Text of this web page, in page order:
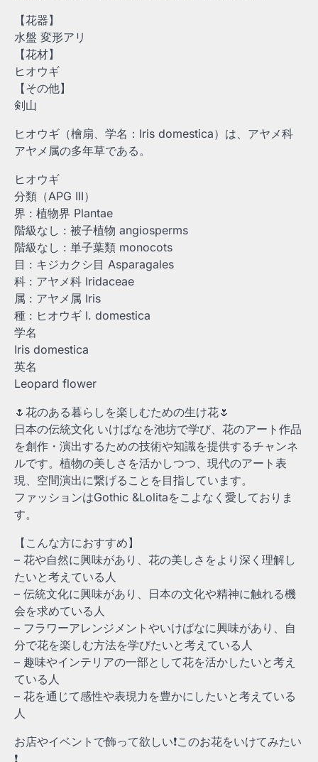
【花器】
水盤 変形アリ
【花材】
ヒオウギ
【その他】
剣山
ヒオウギ（檜扇、学名：Iris domestica）は、アヤメ科
アヤメ属の多年草である。
ヒオウギ
分類（APG III）
界 : 植物界 Plantae
階級なし : 被子植物 angiosperms
階級なし : 単子葉類 monocots
目 : キジカクシ目 Asparagales
科 : アヤメ科 Iridaceae
属 : アヤメ属 Iris
種 : ヒオウギ I. domestica
学名
Iris domestica
英名
Leopard flower
🌷花のある暮らしを楽しむための生け花🌷
日本の伝統文化 いけばなを池坊で学び、花のアート作品
を創作・演出するための技術や知識を提供するチャンネ
ルです。植物の美しさを活かしつつ、現代のアート表
現、空間演出に繋げることを目指しています。
ファッションはGothic &Lolitaをこよなく愛しておりま
す。
【こんな方におすすめ】
– 花や自然に興味があり、花の美しさをより深く理解し
たいと考えている人
– 伝統文化に興味があり、日本の文化や精神に触れる機
会を求めている人
– フラワーアレンジメントやいけばなに興味があり、自
分で花を楽しむ方法を学びたいと考えている人
– 趣味やインテリアの一部として花を活かしたいと考え
ている人
– 花を通じて感性や表現力を豊かにしたいと考えている
人
お店やイベントで飾って欲しい❗️このお花をいけてみたい
❗️